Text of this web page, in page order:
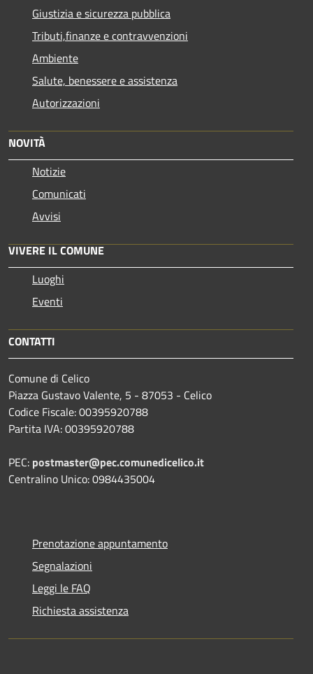
Giustizia e sicurezza pubblica
Tributi,finanze e contravvenzioni
Ambiente
Salute, benessere e assistenza
Autorizzazioni
NOVITÀ
Notizie
Comunicati
Avvisi
VIVERE IL COMUNE
Luoghi
Eventi
CONTATTI
Comune di Celico
Piazza Gustavo Valente, 5 - 87053 - Celico
Codice Fiscale: 00395920788
Partita IVA: 00395920788
PEC: postmaster@pec.comunedicelico.it
Centralino Unico: 0984435004
Prenotazione appuntamento
Segnalazioni
Leggi le FAQ
Richiesta assistenza